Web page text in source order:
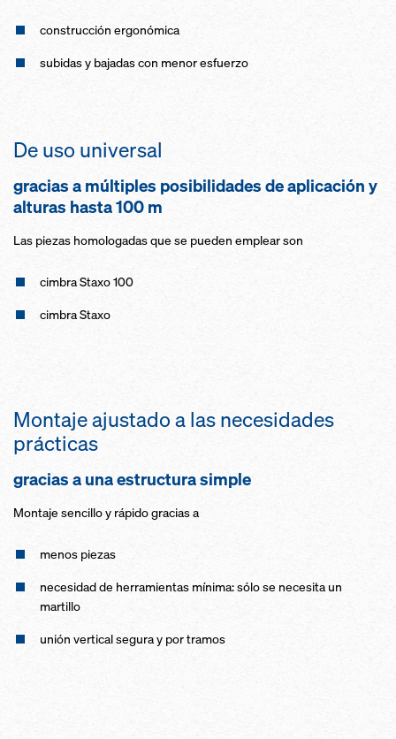
construcción ergonómica
subidas y bajadas con menor esfuerzo
De uso universal
gracias a múltiples posibilidades de aplicación y
alturas hasta 100 m
Las piezas homologadas que se pueden emplear son
cimbra Staxo 100
cimbra Staxo
Montaje ajustado a las necesidades
prácticas
gracias a una estructura simple
Montaje sencillo y rápido gracias a
menos piezas
necesidad de herramientas mínima: sólo se necesita un
martillo
unión vertical segura y por tramos